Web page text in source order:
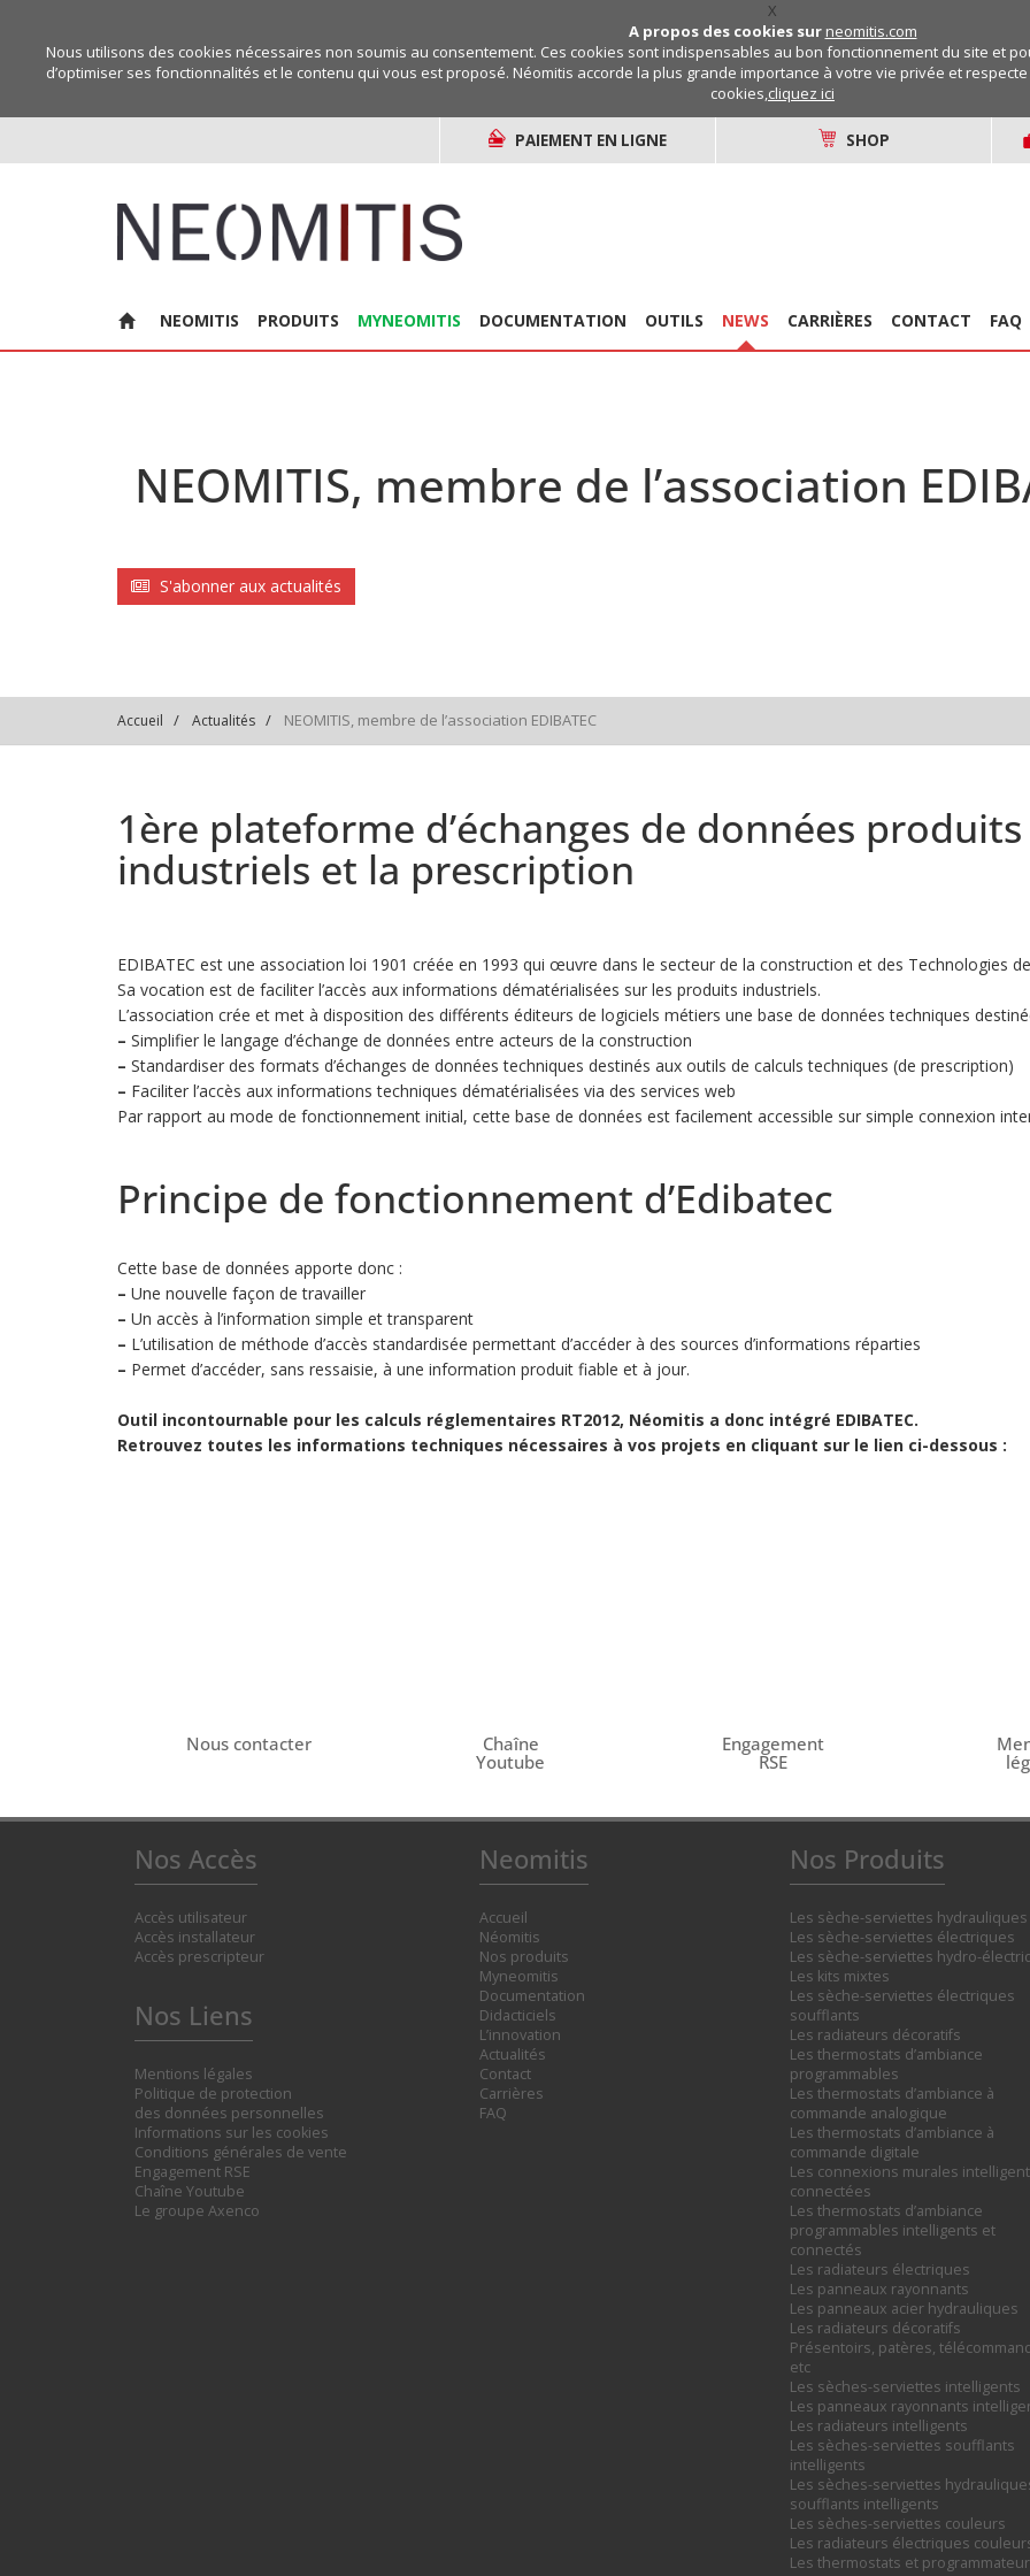
X
A propos des cookies sur neomitis.com
Nous utilisons des cookies nécessaires non soumis au consentement. Ces cookies sont indispensables au bon fonctionnement du site et
d’optimiser ses fonctionnalités et le contenu qui vous est proposé. Néomitis accorde la plus grande importance à votre vie privée et
cookies,cliquez ici
PAIEMENT EN LIGNE SHOP
NEOMITIS PRODUITS MYNEOMITIS DOCUMENTATION OUTILS NEWS CARRIÈRES CONTACT FAQ
NEOMITIS, membre de l’association
S'abonner aux actualités
Accueil Actualités NEOMITIS, membre de l’association EDIBATEC
1ère plateforme d’échanges de données
industriels et la prescription
EDIBATEC est une association loi 1901 créée en 1993 qui œuvre dans le secteur de la construction et des Technologies
Sa vocation est de faciliter l’accès aux informations dématérialisées sur les produits industriels.
L’association crée et met à disposition des différents éditeurs de logiciels métiers une base de données techniques
– Simplifier le langage d’échange de données entre acteurs de la construction
– Standardiser des formats d’échanges de données techniques destinés aux outils de calculs techniques (de prescription)
– Faciliter l’accès aux informations techniques dématérialisées via des services web
Par rapport au mode de fonctionnement initial, cette base de données est facilement accessible sur simple connexion
Principe de fonctionnement d’Edibatec
Cette base de données apporte donc :
– Une nouvelle façon de travailler
– Un accès à l’information simple et transparent
– L’utilisation de méthode d’accès standardisée permettant d’accéder à des sources d’informations réparties
– Permet d’accéder, sans ressaisie, à une information produit fiable et à jour.
Outil incontournable pour les calculs réglementaires RT2012, Néomitis a donc intégré EDIBATEC.
Retrouvez toutes les informations techniques nécessaires à vos projets en cliquant sur le lien ci-dessous :
Nous contacter
Chaîne
Youtube
Engagement
RSE
Nos Accès
Accès utilisateur
Accès installateur
Accès prescripteur
Nos Liens
Mentions légales
Politique de protection
des données personnelles
Informations sur les cookies
Conditions générales de vente
Engagement RSE
Chaîne Youtube
Le groupe Axenco
Neomitis
Accueil
Néomitis
Nos produits
Myneomitis
Documentation
Didacticiels
L’innovation
Actualités
Contact
Carrières
FAQ
Nos Produits
Les sèche-serviettes hydrauliques
Les sèche-serviettes électriques
Les sèche-serviettes hydro-
Les kits mixtes
Les sèche-serviettes électriques
soufflants
Les radiateurs décoratifs
Les thermostats d’ambiance
programmables
Les thermostats d’ambiance à
commande analogique
Les thermostats d’ambiance à
commande digitale
Les connexions murales
connectées
Les thermostats d’ambiance
programmables intelligents et
connectés
Les radiateurs électriques
Les panneaux rayonnants
Les panneaux acier hydrauliques
Les radiateurs décoratifs
Présentoirs, patères,
etc
Les sèches-serviettes intelligents
Les panneaux rayonnants
Les radiateurs intelligents
Les sèches-serviettes soufflants
intelligents
Les sèches-serviettes
soufflants intelligents
Les sèches-serviettes couleurs
Les radiateurs électriques
Les thermostats et